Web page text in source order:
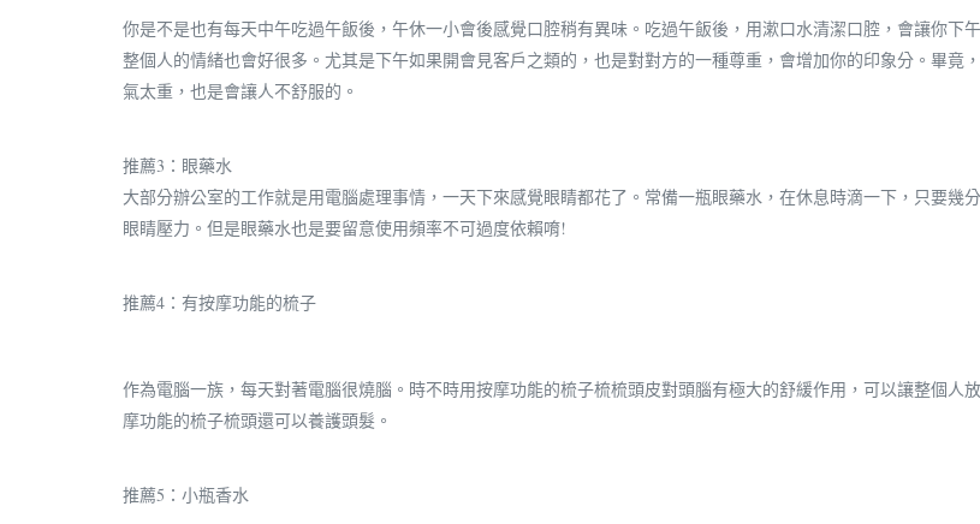
你是不是也有每天中午吃過午飯後，午休一小會後感覺口腔稍有異味。吃過午飯後，用漱口水清潔口腔，會讓你下
整個人的情緒也會好很多。尤其是下午如果開會見客戶之類的，也是對對方的一種尊重，會增加你的印象分。畢竟
氣太重，也是會讓人不舒服的。
推薦3：眼藥水
大部分辦公室的工作就是用電腦處理事情，一天下來感覺眼睛都花了。常備一瓶眼藥水，在休息時滴一下，只要幾
眼睛壓力。但是眼藥水也是要留意使用頻率不可過度依賴唷!
推薦4：有按摩功能的梳子
作為電腦一族，每天對著電腦很燒腦。時不時用按摩功能的梳子梳梳頭皮對頭腦有極大的舒緩作用，可以讓整個人
摩功能的梳子梳頭還可以養護頭髮。
推薦5：小瓶香水